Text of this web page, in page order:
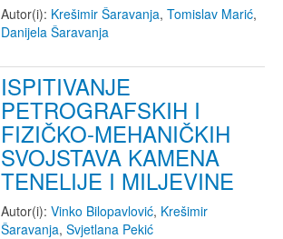
Autor(i): Krešimir Šaravanja, Tomislav Marić,
Danijela Šaravanja
ISPITIVANJE
PETROGRAFSKIH I
FIZIČKO-MEHANIČKIH
SVOJSTAVA KAMENA
TENELIJE I MILJEVINE
Autor(i): Vinko Bilopavlović, Krešimir
Šaravanja, Svjetlana Pekić